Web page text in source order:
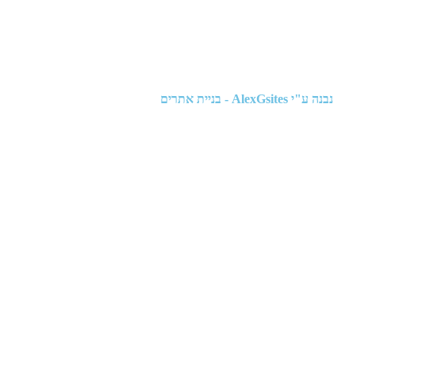
נבנה ע"י AlexGsites - בניית אתרים